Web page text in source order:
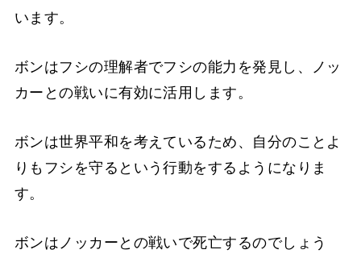
います。
ボンはフシの理解者でフシの能力を発見し、ノッ
カーとの戦いに有効に活用します。
ボンは世界平和を考えているため、自分のことよ
りもフシを守るという行動をするようになりま
す。
ボンはノッカーとの戦いで死亡するのでしょう